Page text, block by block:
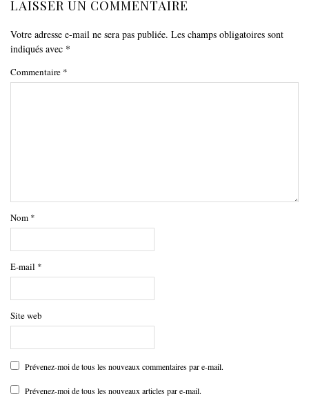
LAISSER UN COMMENTAIRE
Votre adresse e-mail ne sera pas publiée. Les champs obligatoires sont
indiqués avec *
Commentaire *
Nom *
E-mail *
Site web
Prévenez-moi de tous les nouveaux commentaires par e-mail.
Prévenez-moi de tous les nouveaux articles par e-mail.